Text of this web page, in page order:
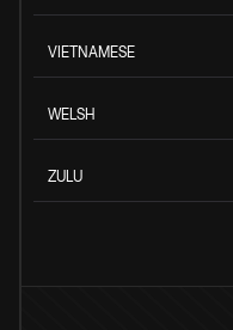
VIETNAMESE
WELSH
ZULU